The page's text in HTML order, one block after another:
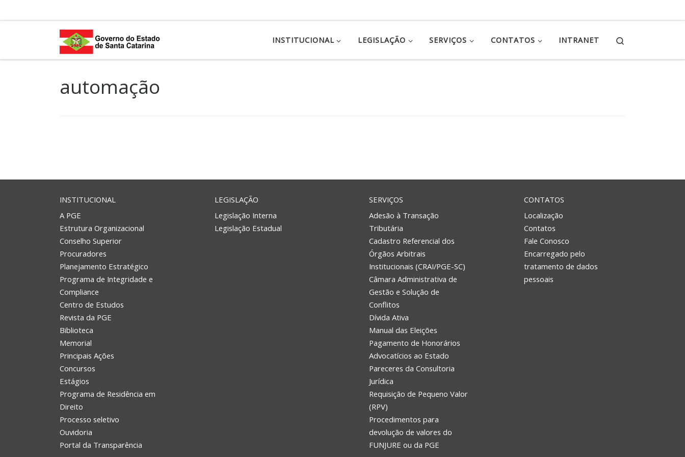
INSTITUCIONAL LEGISLAÇÃO SERVIÇOS CONTATOS INTRANET
automação
INSTITUCIONAL
A PGE
Estrutura Organizacional
Conselho Superior
Procuradores
Planejamento Estratégico
Programa de Integridade e
Compliance
Centro de Estudos
Revista da PGE
Biblioteca
Memorial
Principais Ações
Concursos
Estágios
Programa de Residência em
Direito
Processo seletivo
Ouvidoria
Portal da Transparência
LEGISLAÇÃO
Legislação Interna
Legislação Estadual
SERVIÇOS
Adesão à Transação
Tributária
Cadastro Referencial dos
Órgãos Arbitrais
Institucionais (CRAI/PGE-SC)
Câmara Administrativa de
Gestão e Solução de
Conflitos
Dívida Ativa
Manual das Eleições
Pagamento de Honorários
Advocatícios ao Estado
Pareceres da Consultoria
Jurídica
Requisição de Pequeno Valor
(RPV)
Procedimentos para
devolução de valores do
FUNJURE ou da PGE
CONTATOS
Localização
Contatos
Fale Conosco
Encarregado pelo
tratamento de dados
pessoais